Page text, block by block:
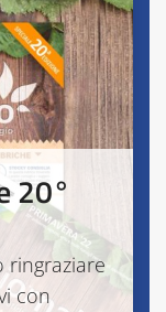
20°
ringraziare
con